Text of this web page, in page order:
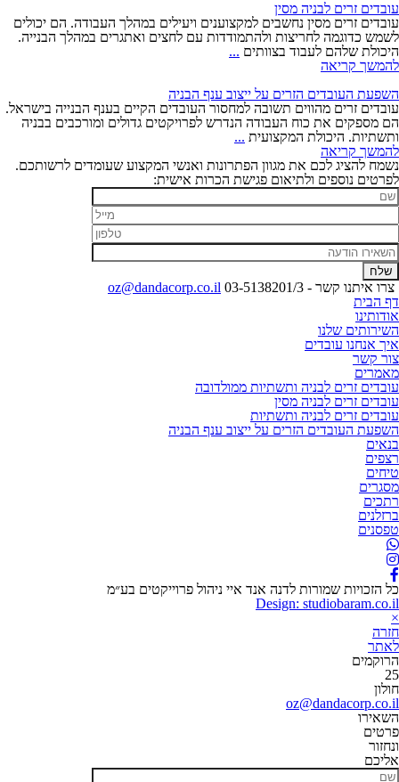
ממולדובה
עובדים זרים לבניה מסין
עובדים זרים מסין נחשבים למקצוענים ויעילים במהלך העבודה. הם יכולים
לשמש כדוגמה לחריצות ולהתמודדות עם לחצים ואתגרים במהלך הבנייה.
היכולת שלהם לעבוד בצוותים ...
מסין
להמשך קריאה
השפעת העובדים הזרים על ייצוב ענף הבניה
עובדים זרים מהווים תשובה למחסור העובדים הקיים בענף הבנייה בישראל.
הם מספקים את כוח העבודה הנדרש לפרויקטים גדולים ומורכבים בבניה
ותשתיות. היכולת המקצועית ...
הזרים
על
ייצוב
ענף
הבניה
להמשך קריאה
נשמח להציג לכם את מגוון הפתרונות ואנשי המקצוע שעומדים לרשותכם.
לפרטים נוספים ולתיאום פגישת הכרות אישית:
צרו איתנו קשר - 03-5138201/3
oz@dandacorp.co.il
דף הבית
אודותינו
השירותים שלנו
איך אנחנו עובדים
צור קשר
מאמרים
עובדים זרים לבניה ותשתיות ממולדובה
עובדים זרים לבניה מסין
עובדים זרים לבניה ותשתיות
השפעת העובדים הזרים על ייצוב ענף הבניה
בנאים
רצפים
טיחים
מסגרים
רתכים
ברזלנים
טפסנים
כל הזכויות שמורות לדנה אנד איי ניהול פרוייקטים בע״מ
Design: studiobaram.co.il
×
חזרה
לאתר
הרוקמים
25
חולון
oz@dandacorp.co.il
השאירו
פרטים
ונחזור
אליכם